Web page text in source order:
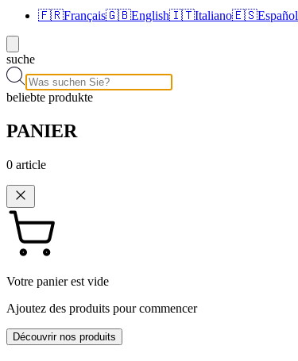
🇫🇷Français🇬🇧English🇮🇹Italiano🇪🇸Español
suche
beliebte produkte
PANIER
0 article
Votre panier est vide
Ajoutez des produits pour commencer
Découvrir nos produits